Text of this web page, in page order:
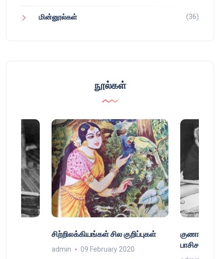
மின்னூல்கள் (36)
நூல்கள்
சிற்றிலக்கியங்கள் சில குறிப்புகள்
admin 09 February 2020
குணா :